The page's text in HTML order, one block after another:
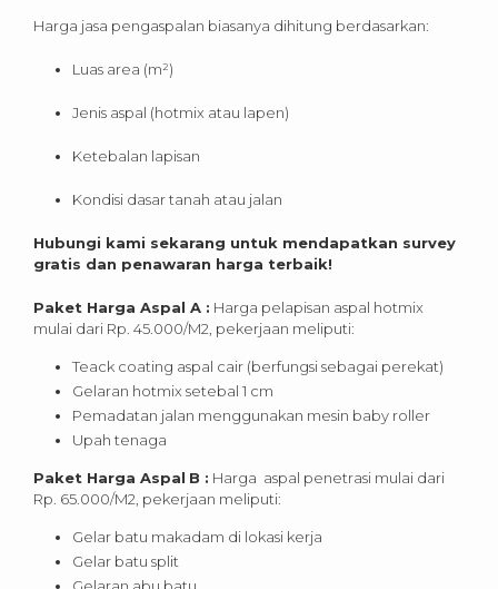
Harga jasa pengaspalan biasanya dihitung berdasarkan:
Luas area (m²)
Jenis aspal (hotmix atau lapen)
Ketebalan lapisan
Kondisi dasar tanah atau jalan
Hubungi kami sekarang untuk mendapatkan survey
gratis dan penawaran harga terbaik!
Paket Harga Aspal A : Harga pelapisan aspal hotmix
mulai dari Rp. 45.000/M2, pekerjaan meliputi:
Teack coating aspal cair (berfungsi sebagai perekat)
Gelaran hotmix setebal 1 cm
Pemadatan jalan menggunakan mesin baby roller
Upah tenaga
Paket Harga Aspal B : Harga aspal penetrasi mulai dari
Rp. 65.000/M2, pekerjaan meliputi:
Gelar batu makadam di lokasi kerja
Gelar batu split